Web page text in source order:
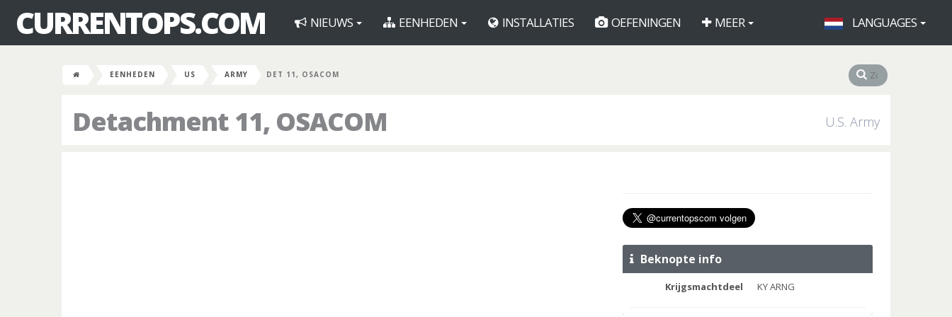
CURRENTOPS.COM NIEUWS EENHEDEN INSTALLATIES OEFENINGEN MEER LANGUAGES
EENHEDEN US ARMY DET 11, OSACOM
Detachment 11, OSACOM U.S. Army
Beknopte info
Krijgsmachtdeel KY ARNG